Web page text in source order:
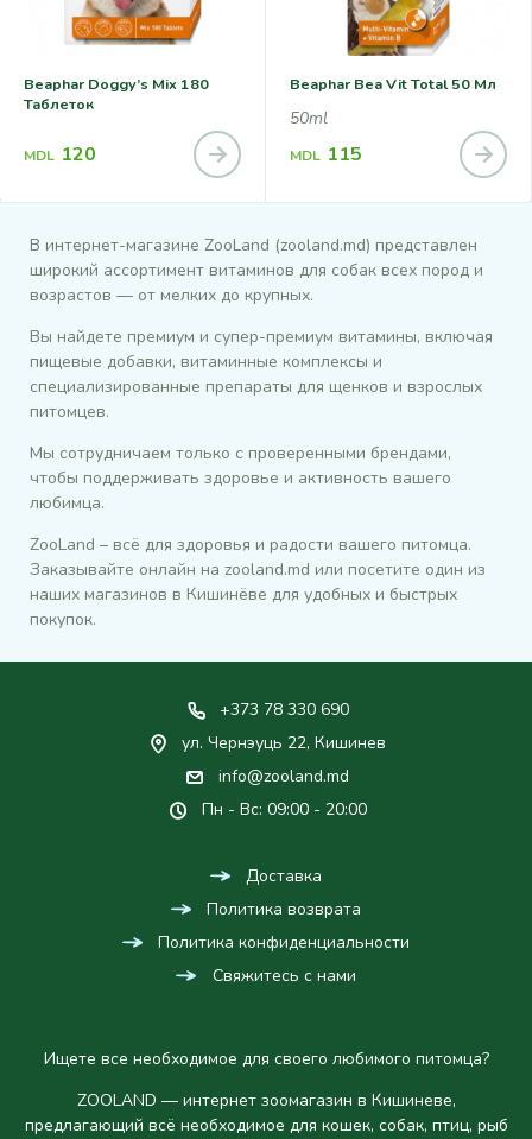
Beaphar Doggy’s Mix 180
Таблеток
MDL 120
Beaphar Bea Vit Total 50 Мл
50ml
MDL 115
В интернет-магазине ZooLand (zooland.md) представлен
широкий ассортимент витаминов для собак всех пород и
возрастов — от мелких до крупных.
Вы найдете премиум и супер-премиум витамины, включая
пищевые добавки, витаминные комплексы и
специализированные препараты для щенков и взрослых
питомцев.
Мы сотрудничаем только с проверенными брендами,
чтобы поддерживать здоровье и активность вашего
любимца.
ZooLand – всё для здоровья и радости вашего питомца.
Заказывайте онлайн на zooland.md или посетите один из
наших магазинов в Кишинёве для удобных и быстрых
покупок.
+373 78 330 690
ул. Чернэуць 22, Кишинев
info@zooland.md
Пн - Вс: 09:00 - 20:00
Доставка
Политика возврата
Политика конфиденциальности
Свяжитесь с нами
Ищете все необходимое для своего любимого питомца?
ZOOLAND — интернет зоомагазин в Кишиневе,
предлагающий всё необходимое для кошек, собак, птиц, рыб